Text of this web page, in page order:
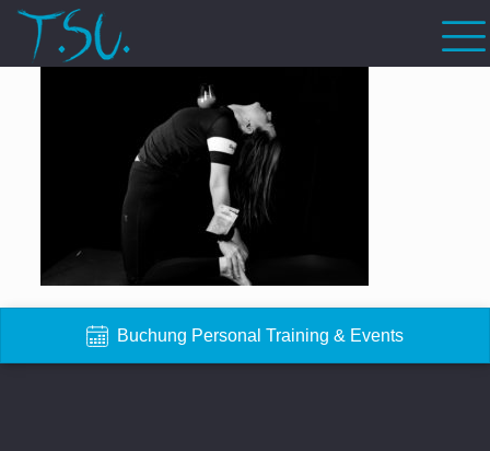
Buchung Personal Training & Events